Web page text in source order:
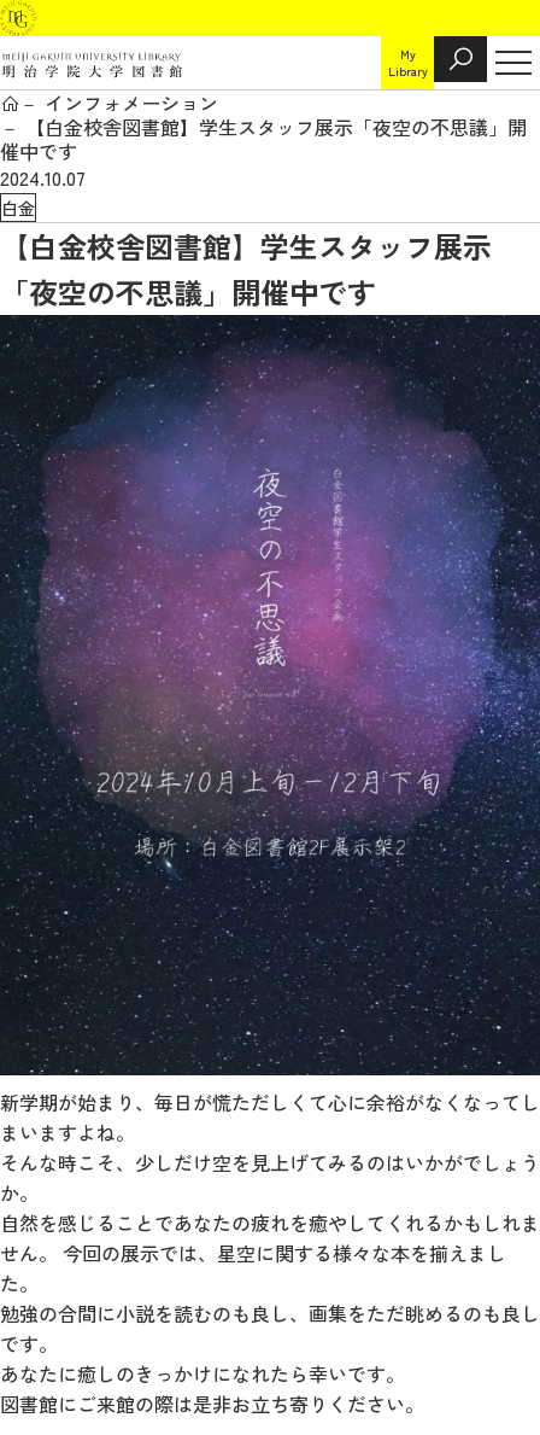
My
Library
インフォメーション
【白金校舎図書館】学生スタッフ展示「夜空の不思議」開
催中です
2024.10.07
白金
【白金校舎図書館】学生スタッフ展示
「夜空の不思議」開催中です
新学期が始まり、毎日が慌ただしくて心に余裕がなくなってし
まいますよね。
そんな時こそ、少しだけ空を見上げてみるのはいかがでしょう
か。
自然を感じることであなたの疲れを癒やしてくれるかもしれま
せん。 今回の展示では、星空に関する様々な本を揃えまし
た。
勉強の合間に小説を読むのも良し、画集をただ眺めるのも良し
です。
あなたに癒しのきっかけになれたら幸いです。
図書館にご来館の際は是非お立ち寄りください。